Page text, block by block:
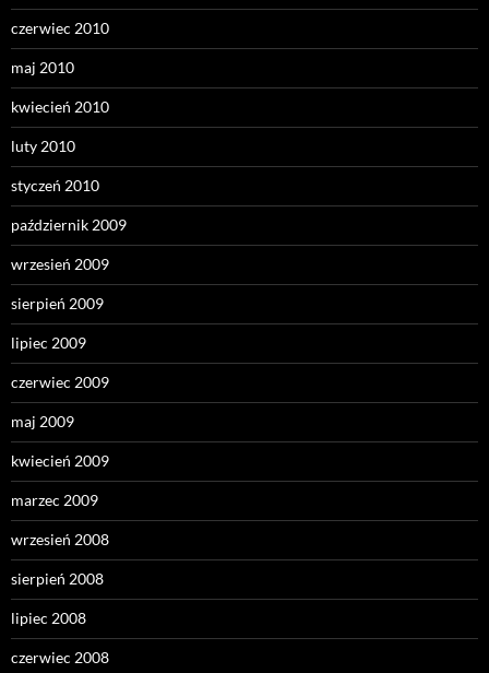
czerwiec 2010
maj 2010
kwiecień 2010
luty 2010
styczeń 2010
październik 2009
wrzesień 2009
sierpień 2009
lipiec 2009
czerwiec 2009
maj 2009
kwiecień 2009
marzec 2009
wrzesień 2008
sierpień 2008
lipiec 2008
czerwiec 2008